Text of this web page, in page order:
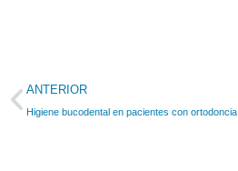
ANTERIOR
Higiene bucodental en pacientes con ortodoncia